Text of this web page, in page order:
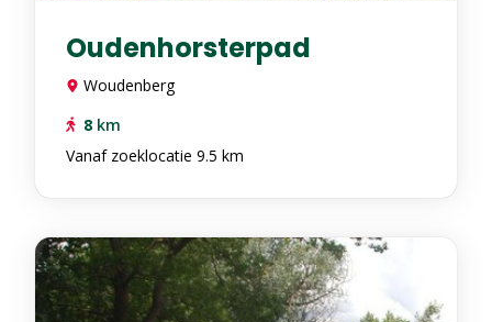
Oudenhorsterpad
Woudenberg
8 km
Vanaf zoeklocatie 9.5 km